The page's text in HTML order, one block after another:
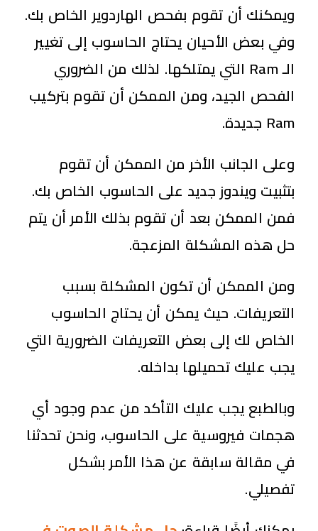
ويمكنك أن تقوم بفحص الهاردوير الخاص بك.
وفي بعض الأحيان يحتاج الحاسوب إلى تغيير
الـ Ram التي يمتلكها. لذلك من الضروري
الفحص الجيد، ومن الممكن أن تقوم بتركيب
Ram جديدة.
وعلى الجانب الأخر من الممكن أن تقوم
بتثبيت ويندوز جديد على الحاسوب الخاص بك.
فمن الممكن بعد أن تقوم بذلك الأمر أن يتم
حل هذه المشكلة المزعجة.
ومن الممكن أن تكون المشكلة بسبب
التعريفات. حيث يمكن أن يحتاج الحاسوب
الخاص لك إلى بعض التعريفات الضرورية التي
يجب عليك تحميلها بداخله.
وبالطبع يجب عليك التأكد من عدم وجود أي
هجمات فيروسية على الحاسوب، ونحن تحدثنا
في مقالة سابقة عن هذا الأمر بشكل
تفصيلي.